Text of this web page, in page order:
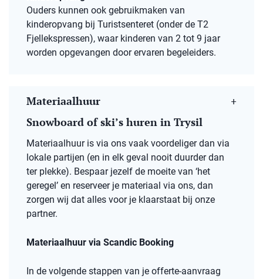
Ouders kunnen ook gebruikmaken van
kinderopvang bij Turistsenteret (onder de T2
Fjellekspressen), waar kinderen van 2 tot 9 jaar
worden opgevangen door ervaren begeleiders.
Materiaalhuur
Snowboard of ski’s huren in Trysil
Materiaalhuur is via ons vaak voordeliger dan via
lokale partijen (en in elk geval nooit duurder dan
ter plekke). Bespaar jezelf de moeite van ‘het
geregel’ en reserveer je materiaal via ons, dan
zorgen wij dat alles voor je klaarstaat bij onze
partner.
Materiaalhuur via Scandic Booking
In de volgende stappen van je offerte-aanvraag